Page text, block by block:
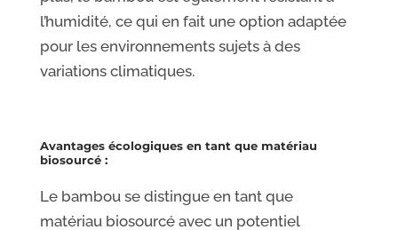
l’humidité, ce qui en fait une option adaptée
pour les environnements sujets à des
variations climatiques.
Avantages écologiques en tant que matériau
biosourcé :
Le bambou se distingue en tant que
matériau biosourcé avec un potentiel